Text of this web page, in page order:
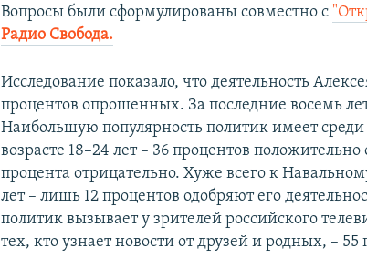
Вопросы были сформулированы совместно с
Радио Свобода.
Исследование показало, что деятельность
процентов опрошенных. За последние восемь
Наибольшую популярность политик имеет
возрасте 18–24 лет – 36 процентов
процента отрицательно. Хуже всего к
лет – лишь 12 процентов одобряют его
политик вызывает у зрителей российского
тех, кто узнает новости от друзей и родных, – 55